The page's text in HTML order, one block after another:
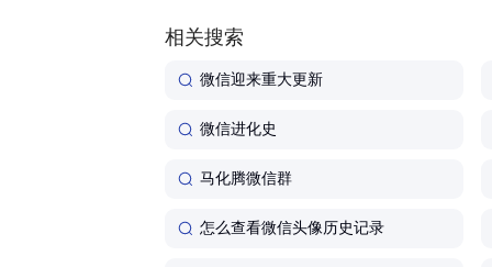
相关搜索
微信迎来重大更新
微信进化史
马化腾微信群
怎么查看微信头像历史记录